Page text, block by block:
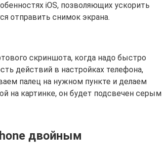
iOS, позволяющих ускорить
отправить снимок экрана.
скриншота, когда надо быстро
действий в настройках телефона,
палец на нужном пункте и делаем
на картинке, он будет подсвечен серым
двойным